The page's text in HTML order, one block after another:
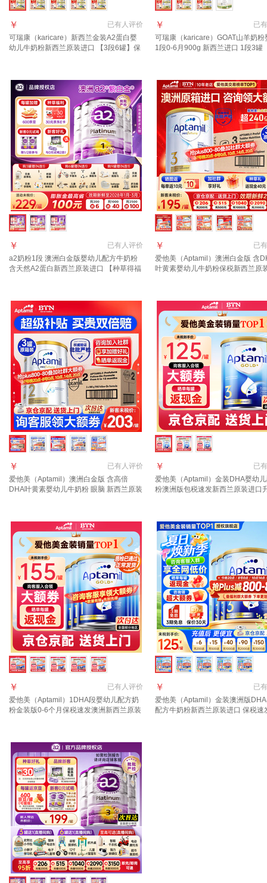
已有人评价
￥
可瑞康（karicare）新西兰金装A2蛋白婴
幼儿牛奶粉新西兰原装进口 【3段6罐】保
已有
￥
可瑞康（karicare）GOAT山羊奶粉
1段0-6月900g 新西兰进口 1段3罐
已有人评价
￥
a2奶粉1段 澳洲白金版婴幼儿配方牛奶粉
含天然A2蛋白新西兰原装进口 【种草得福
已有
￥
爱他美（Aptamil）澳洲白金版 含
叶黄素婴幼儿牛奶粉保税新西兰原
已有人评价
￥
爱他美（Aptamil）澳洲白金版 含高倍
DHA叶黄素婴幼儿牛奶粉 眼脑 新西兰原装
已有
￥
爱他美（Aptamil）金装DHA婴幼
粉澳洲版包税速发新西兰原装进口
已有人评价
￥
爱他美（Aptamil）1DHA段婴幼儿配方奶
粉金装版0-6个月保税速发澳洲新西兰原装
已有
￥
爱他美（Aptamil）金装澳洲版
配方牛奶粉新西兰原装进口 保税速